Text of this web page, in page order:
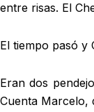
entre risas. El
El tiempo pasó y
Eran dos
Cuenta Marcelo,